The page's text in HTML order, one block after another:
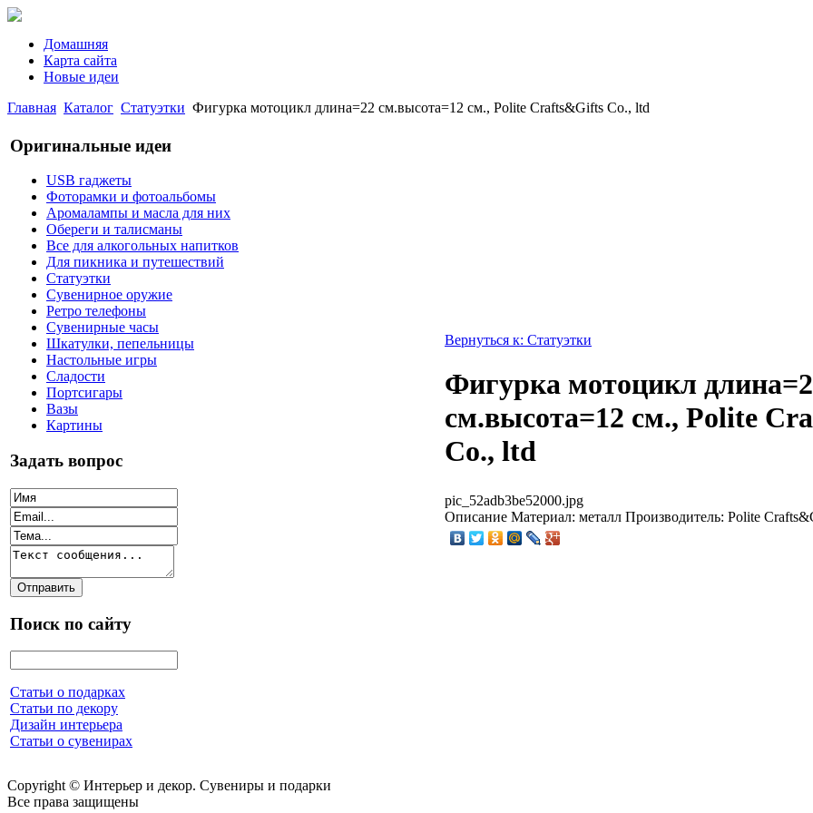
Домашняя
Карта сайта
Новые идеи
Главная Каталог Статуэтки Фигурка мотоцикл длина=22 см.высота=12 см., Polite Crafts&Gifts Co., ltd
Оригинальные идеи
USB гаджеты
Фоторамки и фотоальбомы
Аромалампы и масла для них
Обереги и талисманы
Все для алкогольных напитков
Для пикника и путешествий
Статуэтки
Сувенирное оружие
Ретро телефоны
Сувенирные часы
Шкатулки, пепельницы
Настольные игры
Сладости
Портсигары
Вазы
Картины
Задать вопрос
Поиск по сайту
Статьи о подарках
Статьи по декору
Дизайн интерьера
Статьи о сувенирах
Вернуться к: Статуэтки
Фигурка мотоцикл
см.высота=12 см., Polite
Co., ltd
pic_52adb3be52000.jpg
Описание Материал: металл Производитель: Polite
Copyright © Интерьер и декор. Сувениры и подарки
Все права защищены